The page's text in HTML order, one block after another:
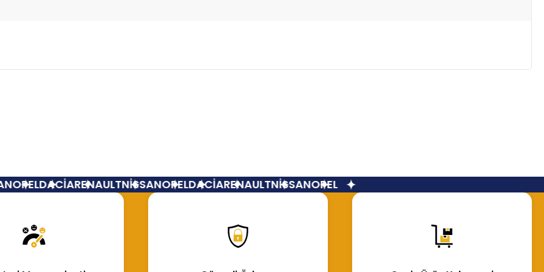
OPELDACİARENAULTNİSSANOPELDACİARENAULTNİSSANOPEL